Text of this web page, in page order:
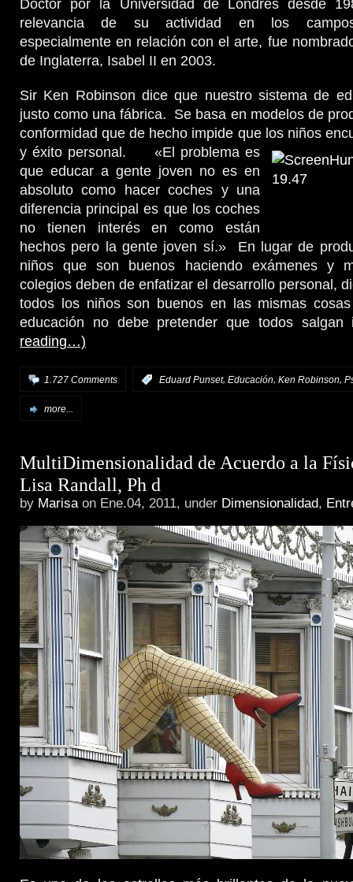
Doctor por la Universidad de Londres desde
relevancia de su actividad en los campos
especialmente en relación con el arte, fue
de Inglaterra, Isabel II en 2003.
Sir Ken Robinson dice que nuestro sistema de
justo como una fábrica. Se basa en modelos de
conformidad que de hecho impide que l os niños
y éxito personal.
«El problema es
que educar a gente joven no es en
absoluto como hacer coches y una
diferencia principal es que los coches
no tienen interés en como están
hechos pero la gente joven sí.» En lugar de
niños que son buenos haciendo exámenes y
colegios deben de enfatizar el desarrollo personal,
todos los niños son buenos en las mismas
educación no debe pretender que todos
reading…)
1.727 Comments Eduard Punset, Educación, Ken Robinson,
more...
MultiDimensionalidad de Acuerdo a la
Lisa Randall, Ph d
by Marisaon Ene.04, 2011, under Dimensionalidad,